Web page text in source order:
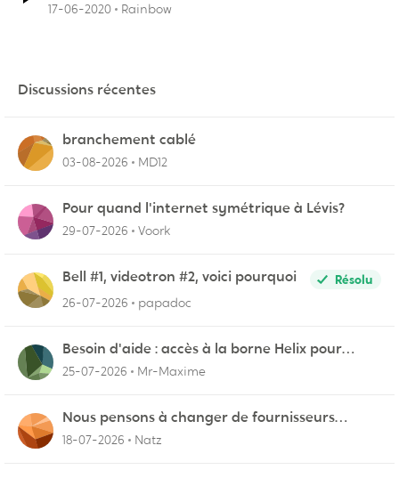
17-06-2020 Rainbow
Discussions récentes
branchement cablé
03-08-2026 MD12
Pour quand l'internet symétrique à Lévis?
29-07-2026 Voork
Bell #1, videotron #2, voici pourquoi
Résolu
26-07-2026
papadoc
Besoin d'aide : accès à la borne Helix pour
vérifier l'UPnP NAT Black Ops 2
25-07-2026 Mr-Maxime
Nous pensons à changer de fournisseurs…
18-07-2026 Natz